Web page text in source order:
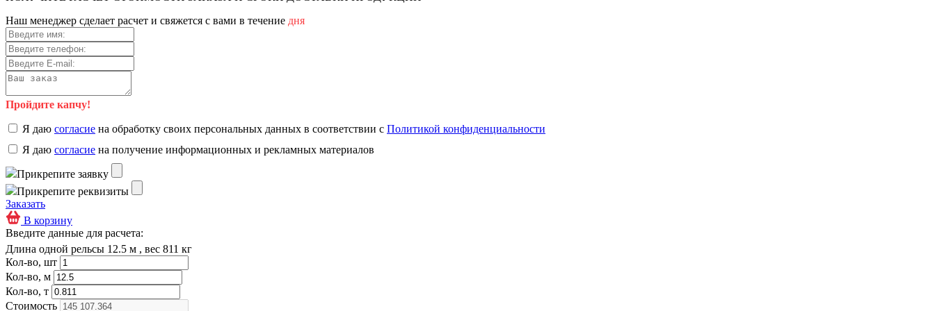
Наш менеджер сделает расчет и свяжется с вами в течение дня
Пройдите капчу!
Я даю согласие на обработку своих персональных данных в соответствии с Политикой конфиденциальности
Я даю согласие на получение информационных и рекламных материалов
Прикрепите заявку
Прикрепите реквизиты
Заказать
В корзину
Введите данные для расчета:
Длина одной рельсы 12.5 м , вес 811 кг
Кол-во, шт
Кол-во, м
Кол-во, т
Стоимость